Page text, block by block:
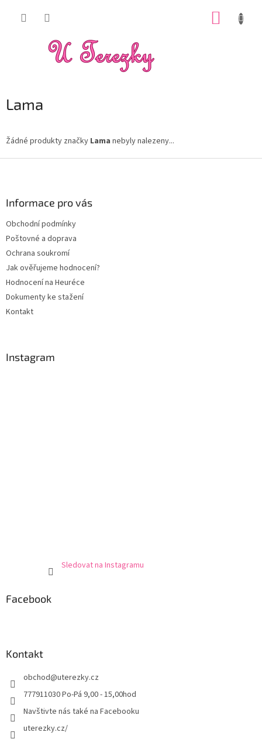
Lama
Žádné produkty značky Lama nebyly nalezeny...
Informace pro vás
Obchodní podmínky
Poštovné a doprava
Ochrana soukromí
Jak ověřujeme hodnocení?
Hodnocení na Heuréce
Dokumenty ke stažení
Kontakt
Instagram
Sledovat na Instagramu
Facebook
Kontakt
obchod@uterezky.cz
777911030 Po-Pá 9,00 - 15,00hod
Navštivte nás také na Facebooku
uterezky.cz/